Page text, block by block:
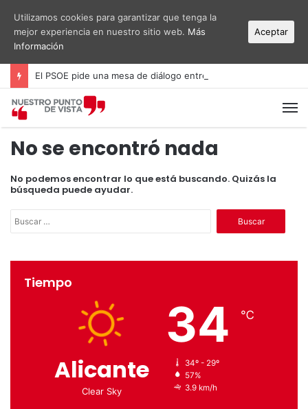
No se encontró nada
No podemos encontrar lo que está buscando. Quizás la
búsqueda puede ayudar.
c
Tiempo
Alicante
Clear Sky
34 ℃
34º - 29º
57%
3.9 km/h
Utilizamos cookies para garantizar que tenga la
mejor experiencia en nuestro sitio web. Más
Información
Aceptar